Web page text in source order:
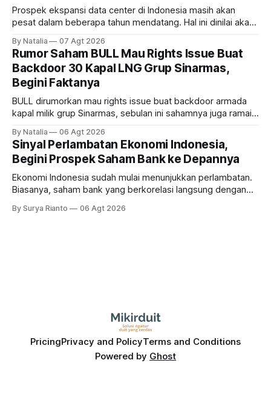
Prospek ekspansi data center di Indonesia masih akan
pesat dalam beberapa tahun mendatang. Hal ini dinilai akan
estate, ada siapa saja mereka?
By Natalia 07 Agt 2026
Rumor Saham BULL Mau Rights Issue Buat
Backdoor 30 Kapal LNG Grup Sinarmas,
Begini Faktanya
BULL dirumorkan mau rights issue buat backdoor armada
kapal milik grup Sinarmas, sebulan ini sahamnya juga ramai
masih menarik dilirik?
By Natalia 06 Agt 2026
Sinyal Perlambatan Ekonomi Indonesia,
Begini Prospek Saham Bank ke Depannya
Ekonomi Indonesia sudah mulai menunjukkan perlambatan.
Biasanya, saham bank yang berkorelasi langsung dengan
bank ke depannya?
By Surya Rianto 06 Agt 2026
PricingPrivacy and PolicyTerms and Conditions
Powered by Ghost